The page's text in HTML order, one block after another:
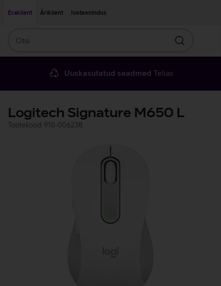
Eraklient
Äriklient Iseteenindus
Otsin
Uuskasutatud seadmed Telias
Logitech Signature M650 L
Tootekood: 910-006238